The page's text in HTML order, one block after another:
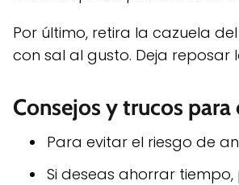
Por último, retira la cazuela
con sal al gusto. Deja reposar
Consejos y trucos
Para evitar el riesgo de
Si deseas ahorrar